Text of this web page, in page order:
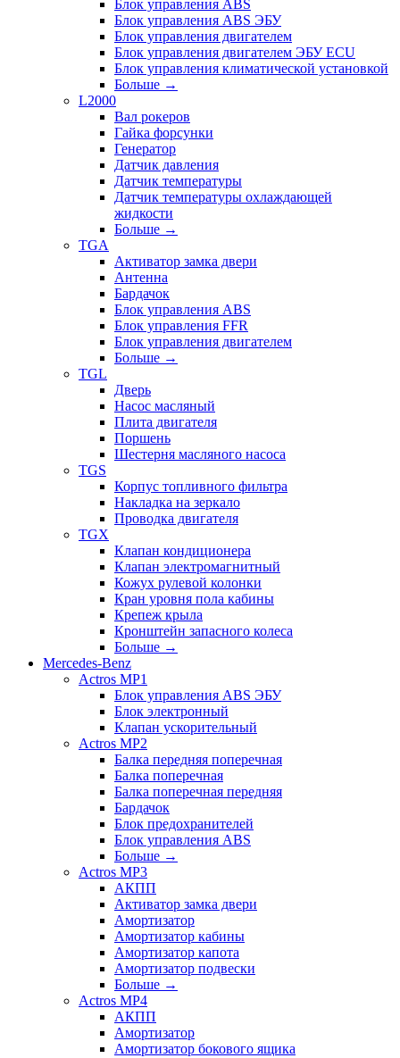
Блок управления ABS
Блок управления ABS ЭБУ
Блок управления двигателем
Блок управления двигателем ЭБУ ECU
Блок управления климатической установкой
Больше →
L2000
Вал рокеров
Гайка форсунки
Генератор
Датчик давления
Датчик температуры
Датчик температуры охлаждающей
жидкости
Больше →
TGA
Активатор замка двери
Антенна
Бардачок
Блок управления ABS
Блок управления FFR
Блок управления двигателем
Больше →
TGL
Дверь
Насос масляный
Плита двигателя
Поршень
Шестерня масляного насоса
TGS
Корпус топливного фильтра
Накладка на зеркало
Проводка двигателя
TGX
Клапан кондиционера
Клапан электромагнитный
Кожух рулевой колонки
Кран уровня пола кабины
Крепеж крыла
Кронштейн запасного колеса
Больше →
Mercedes-Benz
Actros MP1
Блок управления ABS ЭБУ
Блок электронный
Клапан ускорительный
Actros MP2
Балка передняя поперечная
Балка поперечная
Балка поперечная передняя
Бардачок
Блок предохранителей
Блок управления ABS
Больше →
Actros MP3
АКПП
Активатор замка двери
Амортизатор
Амортизатор кабины
Амортизатор капота
Амортизатор подвески
Больше →
Actros MP4
АКПП
Амортизатор
Амортизатор бокового ящика